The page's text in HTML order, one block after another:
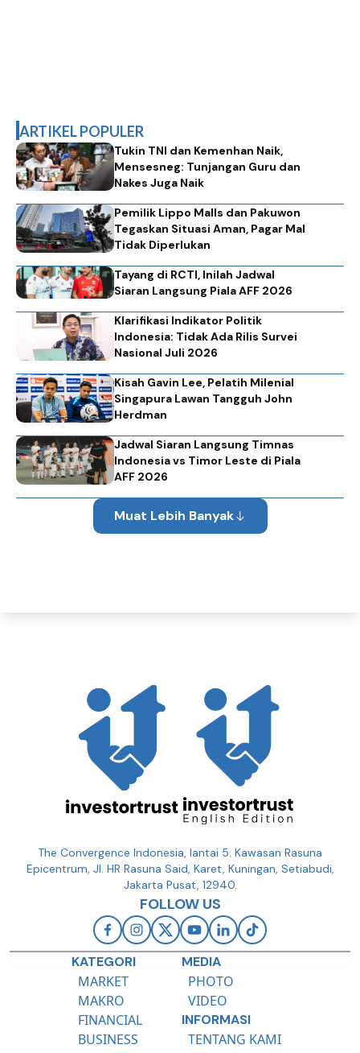
ARTIKEL POPULER
Tukin TNI dan Kemenhan Naik,
Mensesneg: Tunjangan Guru dan
Nakes Juga Naik
Pemilik Lippo Malls dan Pakuwon
Tegaskan Situasi Aman, Pagar Mal
Tidak Diperlukan
Tayang di RCTI, Inilah Jadwal
Siaran Langsung Piala AFF 2026
Klarifikasi Indikator Politik
Indonesia: Tidak Ada Rilis Survei
Nasional Juli 2026
Kisah Gavin Lee, Pelatih Milenial
Singapura Lawan Tangguh John
Herdman
Jadwal Siaran Langsung Timnas
Indonesia vs Timor Leste di Piala
AFF 2026
Muat Lebih Banyak
The Convergence Indonesia, lantai 5. Kawasan Rasuna
Epicentrum, Jl. HR Rasuna Said, Karet, Kuningan, Setiabudi,
Jakarta Pusat, 12940.
FOLLOW US
KATEGORI
MARKET
MAKRO
FINANCIAL
BUSINESS
MEDIA
PHOTO
VIDEO
INFORMASI
TENTANG KAMI